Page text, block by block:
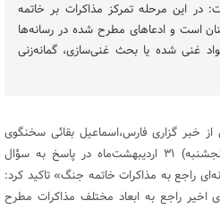
در این مرحله تمرکز مذاکرات بر خاتمه
است و ادعاهای مطرح شده در رسانه‌ها
غنی شده یا بحث غنی‌سازی، گمانه‌زنی
از خبر گزاری فارس،اسماعیل بقائی سخنگوی
وزارت امور خارجه شامگاه امشب (پنجشنبه) ۳۱ اردیبهشت‌ماه در پاسخ به سؤال
راجع به مذاکرات خاتمه جنگ» تاکید کرد:
اخیر راجع به ابعاد مختلف مذاکرات مطرح